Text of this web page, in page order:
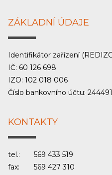
ZÁKLADNÍ ÚDAJE
Identifikátor zařízení
IČ: 60 126 698
IZO: 102 018 006
Číslo bankovního účtu:
KONTAKTY
tel.:
569 433 519
fax:
569 427 310